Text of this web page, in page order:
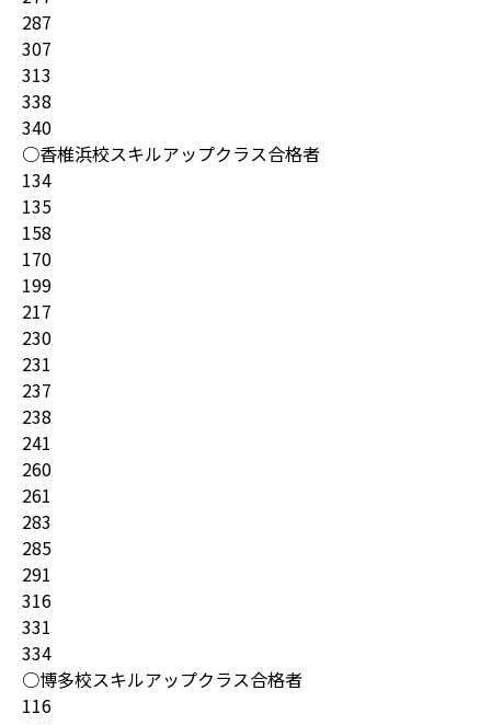
287
307
313
338
340
○香椎浜校スキルアップクラス合格者
134
135
158
170
199
217
230
231
237
238
241
260
261
283
285
291
316
331
334
○博多校スキルアップクラス合格者
116